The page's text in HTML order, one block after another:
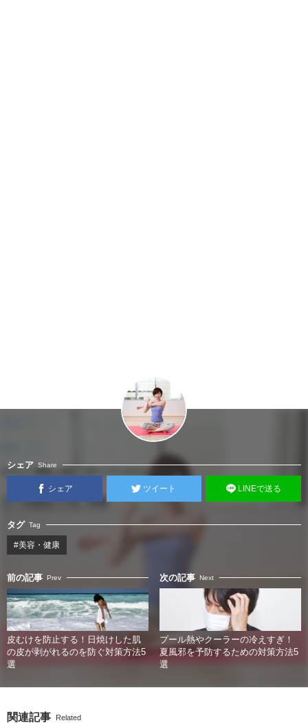
シェア Share
シェア ツイート LINEで送る
タグ Tag
#美容・健康
前の記事 Prev
皮むけを防止する！日焼けした肌
の皮が剥がれるのを防ぐ対策方法5
選
次の記事 Next
プール熱やクーラーの冷えすぎ！
夏風邪を予防するための対策方法5
選
関連記事 Related